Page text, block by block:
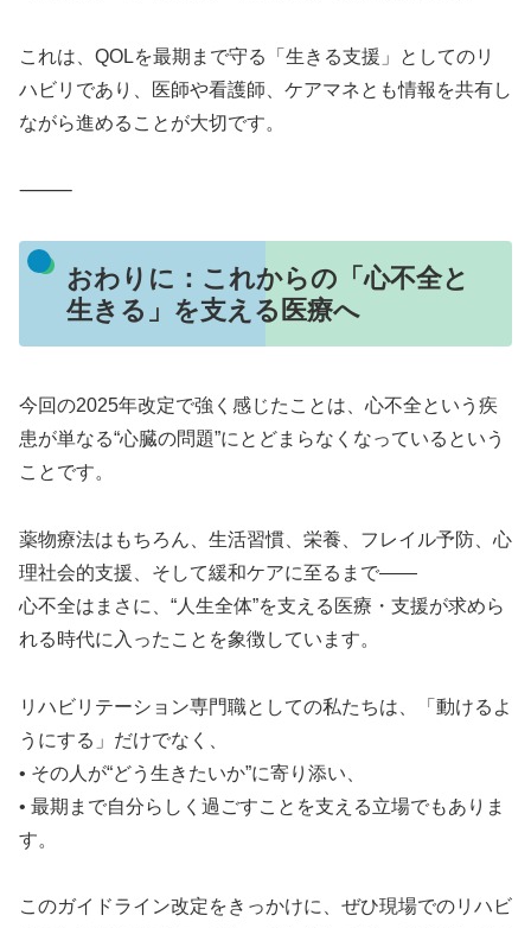
これは、QOLを最期まで守る「生きる支援」としてのリ
ハビリであり、医師や看護師、ケアマネとも情報を共有し
ながら進めることが大切です。
⸻
おわりに：これからの「心不全と
生きる」を支える医療へ
今回の2025年改定で強く感じたことは、心不全という疾
患が単なる“心臓の問題”にとどまらなくなっているという
ことです。
薬物療法はもちろん、生活習慣、栄養、フレイル予防、心
理社会的支援、そして緩和ケアに至るまで——
心不全はまさに、“人生全体”を支える医療・支援が求めら
れる時代に入ったことを象徴しています。
リハビリテーション専門職としての私たちは、「動けるよ
うにする」だけでなく、
• その人が“どう生きたいか”に寄り添い、
• 最期まで自分らしく過ごすことを支える立場でもありま
す。
このガイドライン改定をきっかけに、ぜひ現場でのリハビ